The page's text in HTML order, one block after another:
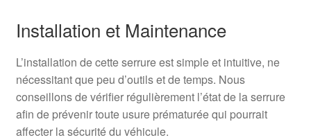
Installation et Maintenance
L’installation de cette serrure est simple et intuitive, ne
nécessitant que peu d’outils et de temps. Nous
conseillons de vérifier régulièrement l’état de la serrure
afin de prévenir toute usure prématurée qui pourrait
affecter la sécurité du véhicule.